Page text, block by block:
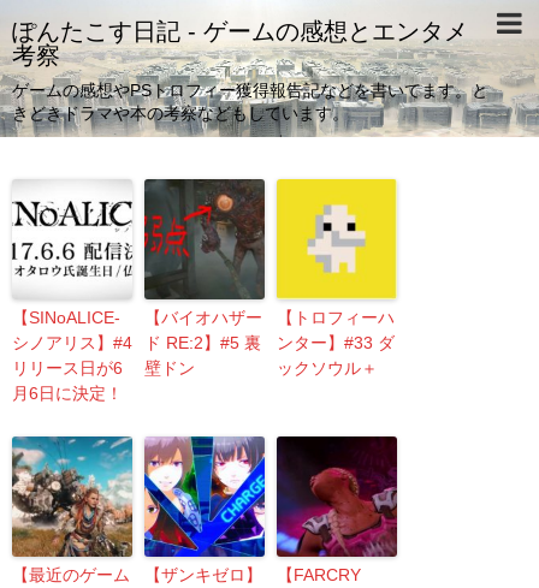
ぽんたこす日記 - ゲームの感想とエンタメ
考察
ゲームの感想やPSトロフィー獲得報告記などを書いてます。と
きどきドラマや本の考察などもしています。
【SINoALICE-
シノアリス】#4
リリース日が6
月6日に決定！
【バイオハザー
ド RE:2】#5 裏
壁ドン
【トロフィーハ
ンター】#33 ダ
ックソウル＋
【最近のゲーム
【ザンキゼロ】
【FARCRY